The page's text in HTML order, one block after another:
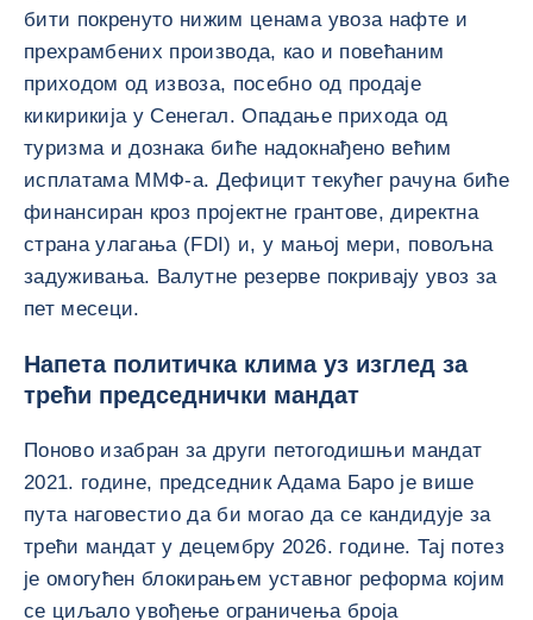
бити покренуто нижим ценама увоза нафте и
прехрамбених производа, као и повећаним
приходом од извоза, посебно од продаје
кикирикија у Сенегал. Опадање прихода од
туризма и дознака биће надокнађено већим
исплатама ММФ-а. Дефицит текућег рачуна биће
финансиран кроз пројектне грантове, директна
страна улагања (FDI) и, у мањој мери, повољна
задуживања. Валутне резерве покривају увоз за
пет месеци.
Напета политичка клима уз изглед за
трећи председнички мандат
Поново изабран за други петогодишњи мандат
2021. године, председник Адама Баро је више
пута наговестио да би могао да се кандидује за
трећи мандат у децембру 2026. године. Тај потез
је омогућен блокирањем уставног реформа којим
се циљало увођење ограничења броја